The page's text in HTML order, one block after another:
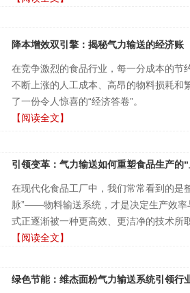
降本增效双引擎：揭秘气力输送的经济账
在竞争激烈的食品行业，每一分成本的节
不断上涨的人工成本、高昂的物料损耗和
了一份令人惊喜的“经济答卷”。
【阅读全文】
引领变革：气力输送如何重塑食品生产的“
在现代化食品工厂中，我们常常看到的是
脉”——物料输送系统，才是决定生产效
式正逐渐被一种更高效、更洁净的技术所
【阅读全文】
绿色节能：维杰面粉气力输送系统引领行